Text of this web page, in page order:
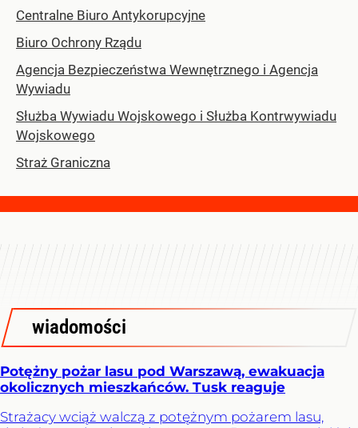
Centralne Biuro Antykorupcyjne
Biuro Ochrony Rządu
Agencja Bezpieczeństwa Wewnętrznego i Agencja
Wywiadu
Służba Wywiadu Wojskowego i Służba Kontrwywiadu
Wojskowego
Straż Graniczna
wiadomości
Potężny pożar lasu pod Warszawą, ewakuacja
okolicznych mieszkańców. Tusk reaguje
Strażacy wciąż walczą z potężnym pożarem lasu,